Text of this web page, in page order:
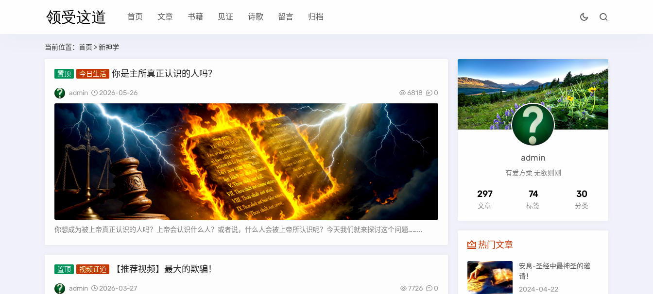
首页 文章 书藉 见证 诗歌 留言 归档
当前位置： 首页 > 新神学
置顶 今日生活 你是主所真正认识的人吗？
admin 2026-05-26 6818 0
你想成为被上帝真正认识的人吗？上帝会认识什么人？或者说，什么人会被上帝所认识呢？今天我们就来探讨这个问题……...
置顶 视频证道 【推荐视频】最大的欺骗！
admin 2026-03-27 7726 0
admin
有爱方柔 无欲则刚
297
文章
74
标签
30
分类
热门文章
安息-圣经中最神圣的邀
请！
2024-04-22